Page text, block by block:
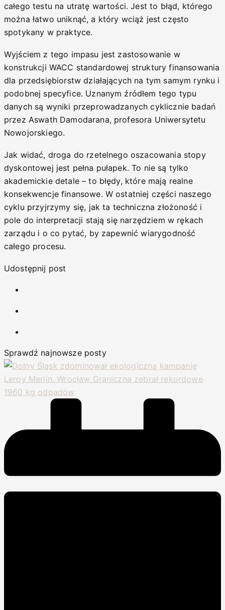
całego testu na utratę wartości. Jest to błąd, którego
można łatwo uniknąć, a który wciąż jest często
spotykany w praktyce.
Wyjściem z tego impasu jest zastosowanie w
konstrukcji WACC standardowej struktury finansowania
dla przedsiębiorstw działających na tym samym rynku i
podobnej specyfice. Uznanym źródłem tego typu
danych są wyniki przeprowadzanych cyklicznie badań
przez Aswath Damodarana, profesora Uniwersytetu
Nowojorskiego.
Jak widać, droga do rzetelnego oszacowania stopy
dyskontowej jest pełna pułapek. To nie są tylko
akademickie detale – to błędy, które mają realne
konsekwencje finansowe. W ostatniej części naszego
cyklu przyjrzymy się, jak ta techniczna złożoność i
pole do interpretacji stają się narzędziem w rękach
zarządu i o co pytać, by zapewnić wiarygodność
całego procesu.
Udostępnij post
Sprawdź najnowsze posty